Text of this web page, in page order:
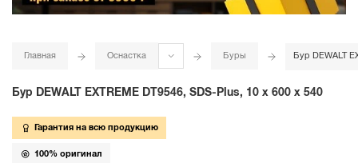
Главная Оснастка Буры Бур DEWALT
Бур DEWALT EXTREME DT9546, SDS-Plus, 10 x 600 x 540
Гарантия на всю продукцию
100% оригинал